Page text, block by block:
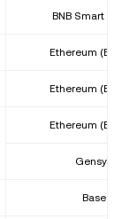
BNB Smart
Ethereum
Ethereum
Ethereum
Gensyn
Base